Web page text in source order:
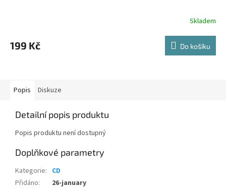
Skladem
199 Kč Do košíku
Popis Diskuze
Detailní popis produktu
Popis produktu není dostupný
Doplňkové parametry
Kategorie: CD
Přidáno: 26-january